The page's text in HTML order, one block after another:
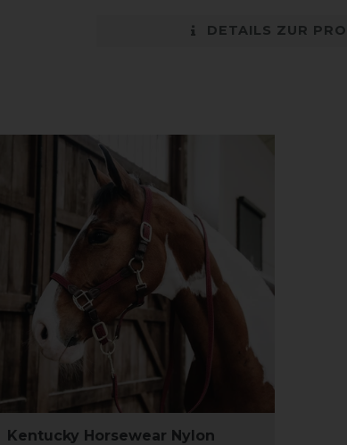
DETAILS ZUR
Kentucky Horsewear Nylon